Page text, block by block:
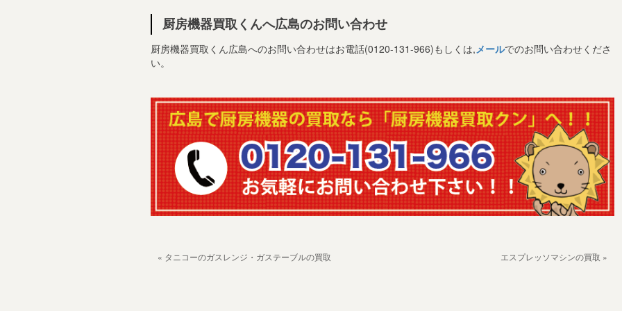
厨房機器買取くんへ広島のお問い合わせ
厨房機器買取くん広島へのお問い合わせはお電話(0120-131-966)もしくは,メールでのお問い合わせくださ
い。
« タニコーのガスレンジ・ガステーブルの買取 エスプレッソマシンの買取 »